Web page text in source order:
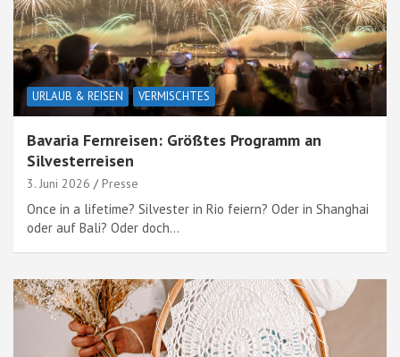
URLAUB & REISEN VERMISCHTES
Bavaria Fernreisen: Größtes Programm an
Silvesterreisen
3. Juni 2026 Presse
Once in a lifetime? Silvester in Rio feiern? Oder in Shanghai
oder auf Bali? Oder doch…